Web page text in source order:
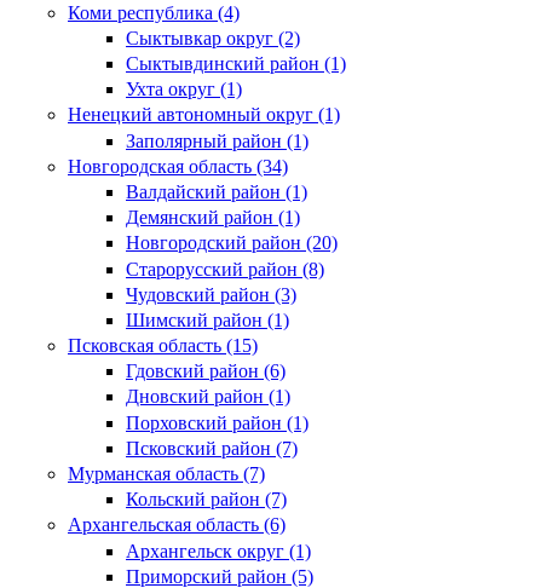
Коми республика (4)
Сыктывкар округ (2)
Сыктывдинский район (1)
Ухта округ (1)
Ненецкий автономный округ (1)
Заполярный район (1)
Новгородская область (34)
Валдайский район (1)
Демянский район (1)
Новгородский район (20)
Старорусский район (8)
Чудовский район (3)
Шимский район (1)
Псковская область (15)
Гдовский район (6)
Дновский район (1)
Порховский район (1)
Псковский район (7)
Мурманская область (7)
Кольский район (7)
Архангельская область (6)
Архангельск округ (1)
Приморский район (5)